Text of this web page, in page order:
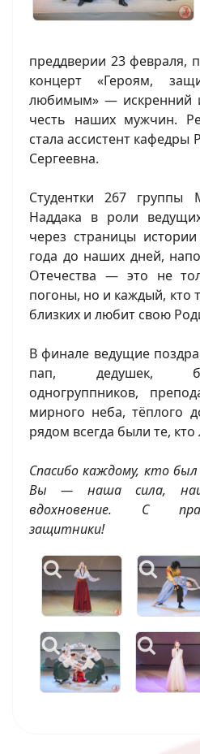
преддверии 23 февраля,
концерт «Героям,
любимым» — искренний
честь наших мужчин.
стала ассистент
Сергеевна.
Студентки 267
Наддака в роли
через страницы
года до наших дней,
Отечества — это не
погоны, но и каждый, кто
близких и любит свою
В финале ведущие
пап, дедушек,
одногруппников,
мирного неба, тёплого
рядом всегда были те,
Спасибо каждому, кто
Вы — наша сила,
вдохновение. С
защитники!